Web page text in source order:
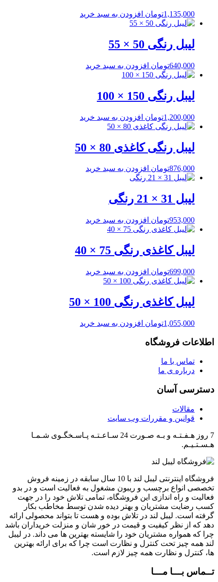
1,135,000تومان افزودن به سبد خرید
لیبل رنگی 50 × 55
640,000تومان افزودن به سبد خرید
لیبل رنگی 150 × 100
1,200,000تومان افزودن به سبد خرید
لیبل رنگی کاغذی 80 × 50
876,000تومان افزودن به سبد خرید
لیبل 31 × 21 رنگی
953,000تومان افزودن به سبد خرید
لیبل کاغذی رنگی 75 × 40
699,000تومان افزودن به سبد خرید
لیبل کاغذی رنگی 100 × 50
1,055,000تومان افزودن به سبد خرید
اطلاعات فروشگاه
تماس با ما
درباره ی ما
دسترسی آسان
مقالات
قوانین و مقررات وب سایت
7 روز هـفـتـه و بـه صـورت 24 سـاعـتـه پـاسـخگـوی شـمـا
هـسـتـیـم.
فروشگاه اینترنتی لیبل لند با 10 سال سابقه در زمینه فروش
تخصصی انواع برچسب و ریبون مشغول به فعالیت است و در بدو
فعالیت و راه اندازی این فروشگاه، تمامی تلاش خود را در جهت
کسب رضایت مشتریان و بهتر دیده شدن توسط مخاطب بکار
گرفته است. لیبل لند در تلاش بوده و هست تا بتواند محصولی ارائه
دهد که از نظر کیفیت و قیمت در خور شان و منزلت خریداران باشد
چرا که همواره مشتریان خود را شایسته بهترین ها می داند. در لیبل
لند همه چیز تحت کنترل و نظارت است چرا که برای ارائه بهترین
ها، کنترل و نظارت همه چیز لازم است.
تــماس بـــا مـــا